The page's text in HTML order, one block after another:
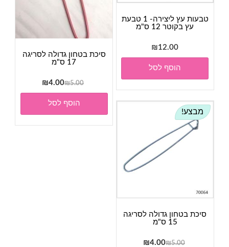
סיכת בטחון גדולה לסריגה
17 ס"מ
₪5.00
המחיר
המקורי
היה:
₪5.00.
₪4.00
המחיר
הנוכחי
₪4.00.
הוסף לסל
טבעות עץ ליצירה- 1 טבעת
עץ בקוטר 12 ס"מ
₪12.00
הוסף לסל
מבצע!
סיכת בטחון גדולה לסריגה
15 ס"מ
₪5.00
המחיר
₪4.00